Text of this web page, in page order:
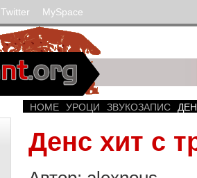
Twitter MySpace
HOME УРОЦИ ЗВУКОЗАПИС
Денс хит с